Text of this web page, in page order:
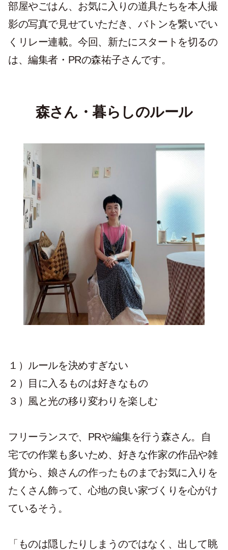
部屋やごはん、お気に入りの道具たちを本人撮
影の写真で見せていただき、バトンを繋いでい
くリレー連載。今回、新たにスタートを切るの
は、編集者・PRの森祐子さんです。
森さん・暮らしのルール
１）ルールを決めすぎない
２）目に入るものは好きなもの
３）風と光の移り変わりを楽しむ
フリーランスで、PRや編集を行う森さん。自
宅での作業も多いため、好きな作家の作品や雑
貨から、娘さんの作ったものまでお気に入りを
たくさん飾って、心地の良い家づくりを心がけ
ているそう。
「ものは隠したりしまうのではなく、出して眺